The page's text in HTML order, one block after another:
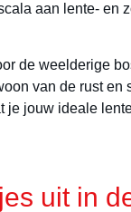
aan lente- en
de weelderige
van de rust en
je jouw ideale
uit in